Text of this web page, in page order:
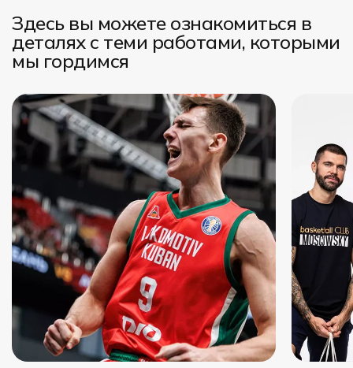
Здесь вы можете ознакомиться в
деталях с теми работами, которыми
мы гордимся